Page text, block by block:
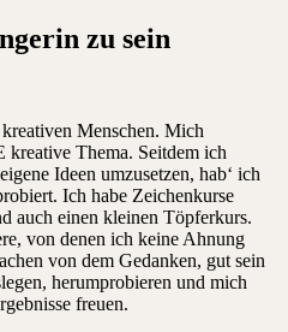
zu sein
Menschen. Mich
Thema. Seitdem ich
Ideen umzusetzen, hab‘ ich
Ich habe Zeichenkurse
auch einen kleinen Töpferkurs.
von denen ich keine Ahnung
von dem Gedanken, gut sein
herumprobieren und mich
freuen.